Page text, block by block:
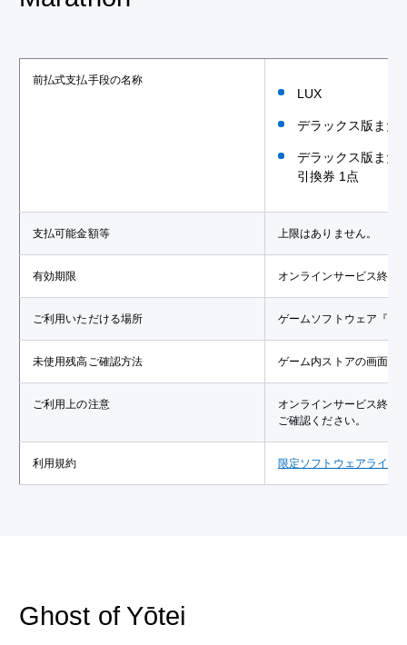
前払式支払手段の名称
LUX
デラックス版また
デラックス版また
引換券 1点
支払可能金額等 上限はありません。
有効期限 オンラインサービス終了
ご利用いただける場所 ゲームソフトウェア『
未使用残高ご確認方法 ゲーム内ストアの画面上
ご利用上の注意
オンラインサービス終了
ご確認ください。
利用規約 限定ソフトウェアライセ
Ghost of Yōtei